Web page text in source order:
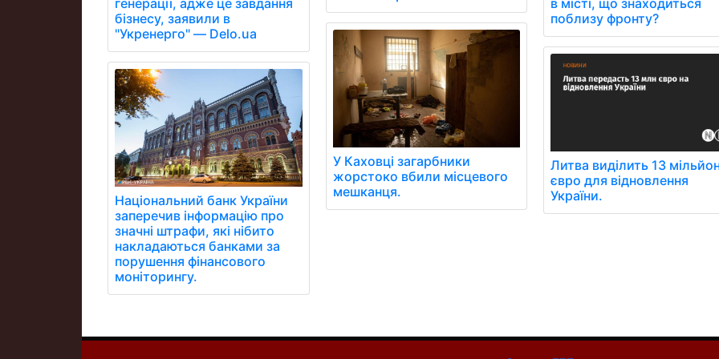
бізнесу, заявили в
"Укренерго" — Delo.ua
Національний банк України
заперечив інформацію про
значні штрафи, які нібито
накладаються банками за
порушення фінансового
моніторингу.
У Каховці загарбники
жорстоко вбили місцевого
мешканця.
поблизу фронту?
Литва виділить 13
євро для відновлення
України.